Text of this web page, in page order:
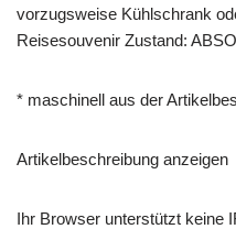
vorzugsweise Kühlschrank
Reisesouvenir Zustand:
* maschinell aus der
Artikelbeschreibung anzeigen
Ihr Browser unterstützt keine